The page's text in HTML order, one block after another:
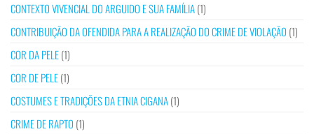
CONTEXTO VIVENCIAL DO ARGUIDO E SUA FAMÍLIA(1)
CONTRIBUIÇÃO DA OFENDIDA PARA A REALIZAÇÃO DO CRIME DE VIOLAÇÃO (1)
COR DA PELE(1)
COR DE PELE(1)
COSTUMES E TRADIÇÕES DA ETNIA CIGANA(1)
CRIME DE RAPTO (1)